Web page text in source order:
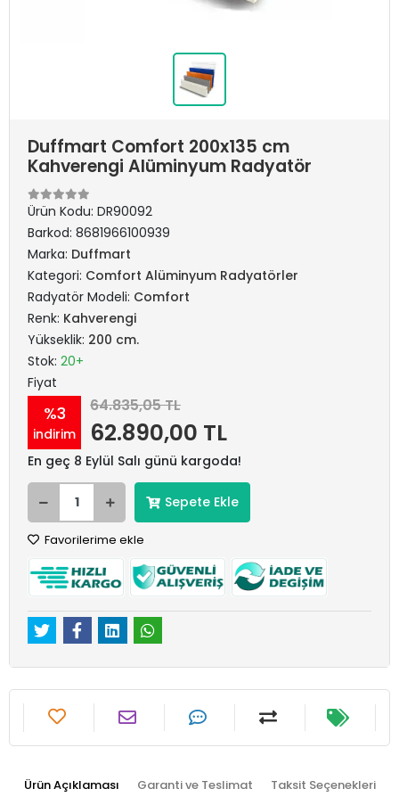
Duffmart Comfort 200x135 cm
Kahverengi Alüminyum Radyatör
Ürün Kodu: DR90092
Barkod: 8681966100939
Marka: Duffmart
Kategori: Comfort Alüminyum Radyatörler
Radyatör Modeli: Comfort
Renk: Kahverengi
Yükseklik: 200 cm.
Stok: 20+
Fiyat
%3
indirim
64.835,05 TL
62.890,00 TL
En geç 8 Eylül Salı günü kargoda!
Sepete Ekle
Favorilerime ekle
Ürün Açıklaması Garanti ve Teslimat Taksit Seçenekleri